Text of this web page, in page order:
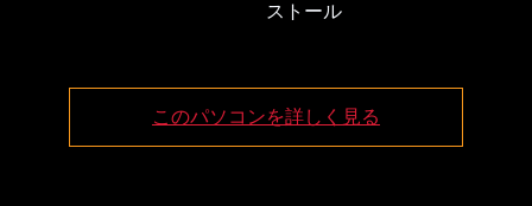
ストール
このパソコンを詳しく見る